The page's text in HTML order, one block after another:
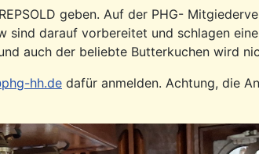
geben. Auf der PHG-
darauf vorbereitet und schlagen
auch der beliebte Butterkuchen wird
hh.de dafür anmelden. Achtung, die